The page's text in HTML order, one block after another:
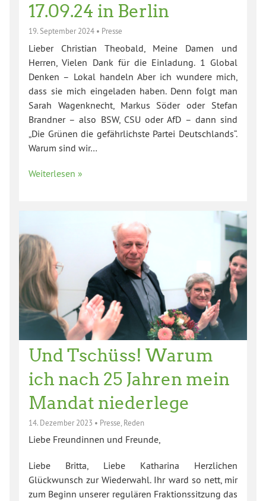
17.09.24 in Berlin
19. September 2024 • Presse
Lieber Christian Theobald, Meine Damen und
Herren, Vielen Dank für die Einladung. 1 Global
Denken – Lokal handeln Aber ich wundere mich,
dass sie mich eingeladen haben. Denn folgt man
Sarah Wagenknecht, Markus Söder oder Stefan
Brandner – also BSW, CSU oder AfD – dann sind
„Die Grünen die gefährlichste Partei Deutschlands“.
Warum sind wir…
Weiterlesen »
Und Tschüss! Warum
ich nach 25 Jahren mein
Mandat niederlege
14. Dezember 2023 • Presse Reden
Liebe Freundinnen und Freunde,
Liebe Britta, Liebe Katharina Herzlichen
Glückwunsch zur Wiederwahl. Ihr ward so nett, mir
zum Beginn unserer regulären Fraktionssitzung das